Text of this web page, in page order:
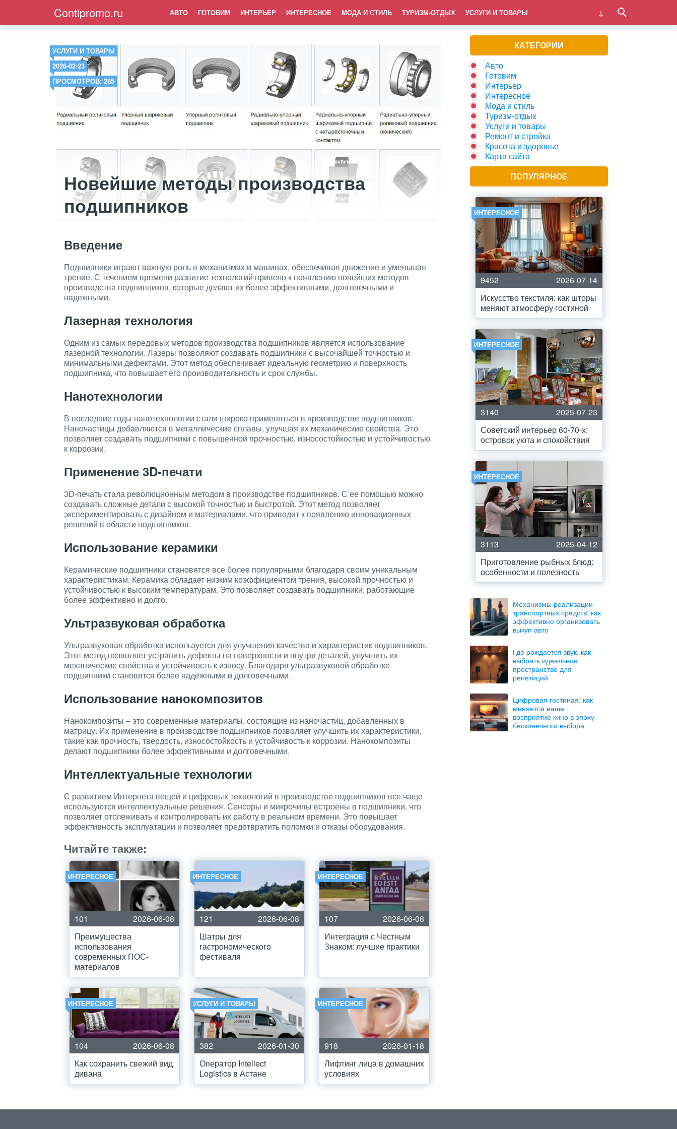
Contipromo.ru АВТО ГОТОВИМ ИНТЕРЬЕР ИНТЕРЕСНОЕ МОДА И СТИЛЬ ТУРИЗМ-ОТДЫХ УСЛУГИ И ТОВАРЫ
УСЛУГИ И ТОВАРЫ
2026-02-23
ПРОСМОТРОВ: 285
Новейшие методы производства
подшипников
Введение
Подшипники играют важную роль в механизмах и машинах, обеспечивая движение и уменьшая
трение. С течением времени развитие технологий привело к появлению новейших методов
производства подшипников, которые делают их более эффективными, долговечными и
надежными.
Лазерная технология
Одним из самых передовых методов производства подшипников является использование
лазерной технологии. Лазеры позволяют создавать подшипники с высочайшей точностью и
минимальными дефектами. Этот метод обеспечивает идеальную геометрию и поверхность
подшипника, что повышает его производительность и срок службы.
Нанотехнологии
В последние годы нанотехнологии стали широко применяться в производстве подшипников.
Наночастицы добавляются в металлические сплавы, улучшая их механические свойства. Это
позволяет создавать подшипники с повышенной прочностью, износостойкостью и устойчивостью
к коррозии.
Применение 3D-печати
3D-печать стала революционным методом в производстве подшипников. С ее помощью можно
создавать сложные детали с высокой точностью и быстротой. Этот метод позволяет
экспериментировать с дизайном и материалами, что приводит к появлению инновационных
решений в области подшипников.
Использование керамики
Керамические подшипники становятся все более популярными благодаря своим уникальным
характеристикам. Керамика обладает низким коэффициентом трения, высокой прочностью и
устойчивостью к высоким температурам. Это позволяет создавать подшипники, работающие
более эффективно и долго.
Ультразвуковая обработка
Ультразвуковая обработка используется для улучшения качества и характеристик подшипников.
Этот метод позволяет устранить дефекты на поверхности и внутри деталей, улучшить их
механические свойства и устойчивость к износу. Благодаря ультразвуковой обработке
подшипники становятся более надежными и долговечными.
Использование нанокомпозитов
Нанокомпозиты – это современные материалы, состоящие из наночастиц, добавленных в
матрицу. Их применение в производстве подшипников позволяет улучшить их характеристики,
такие как прочность, твердость, износостойкость и устойчивость к коррозии. Нанокомпозиты
делают подшипники более эффективными и долговечными.
Интеллектуальные технологии
С развитием Интернета вещей и цифровых технологий в производстве подшипников все чаще
используются интеллектуальные решения. Сенсоры и микрочипы встроены в подшипники, что
позволяет отслеживать и контролировать их работу в реальном времени. Это повышает
эффективность эксплуатации и позволяет предотвратить поломки и отказы оборудования.
Читайте также:
ИНТЕРЕСНОЕ
101
2026-06-08
Преимущества
использования
современных ПОС-
материалов
ИНТЕРЕСНОЕ
121
2026-06-08
Шатры для
гастрономического
фестиваля
ИНТЕРЕСНОЕ
107
2026-06-08
Интеграция с Честным
Знаком: лучшие практики
ИНТЕРЕСНОЕ
104
2026-06-08
Как сохранить свежий вид
дивана
УСЛУГИ И ТОВАРЫ
382
2026-01-30
Оператор Intellect
Logistics в Астане
ИНТЕРЕСНОЕ
918
2026-01-18
Лифтинг лица в домашних
условиях
КАТЕГОРИИ
Авто
Готовим
Интерьер
Интересное
Мода и стиль
Туризм-отдых
Услуги и товары
Ремонт и стройка
Красота и здоровье
Карта сайта
ПОПУЛЯРНОЕ
ИНТЕРЕСНОЕ
9452
2026-07-14
Искусство текстиля: как шторы
меняют атмосферу гостиной
ИНТЕРЕСНОЕ
3140
2025-07-23
Советский интерьер 60-70-х:
островок уюта и спокойствия
ИНТЕРЕСНОЕ
3113
2025-04-12
Приготовление рыбных блюд:
особенности и полезность
Механизмы реализации
транспортных средств: как
эффективно организовать
выкуп авто
Где рождается звук: как
выбрать идеальное
пространство для
репетиций
Цифровая гостиная: как
меняется наше
восприятие кино в эпоху
бесконечного выбора